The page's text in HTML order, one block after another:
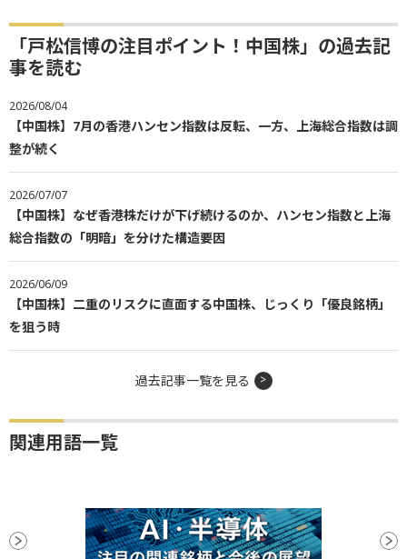
「戸松信博の注目ポイント！中国株」の過去記
事を読む
2026/08/04
【中国株】7月の香港ハンセン指数は反転、一方、上海総合指数は調
整が続く
2026/07/07
【中国株】なぜ香港株だけが下げ続けるのか、ハンセン指数と上海
総合指数の「明暗」を分けた構造要因
2026/06/09
【中国株】二重のリスクに直面する中国株、じっくり「優良銘柄」
を狙う時
過去記事一覧を見る
関連用語一覧